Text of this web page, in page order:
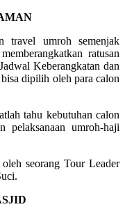
travel umroh semenjak
ratusan
Keberangkatan dan
dipilih oleh para calon
tahu kebutuhan calon
pelaksanaan umroh-haji
seorang Tour Leader